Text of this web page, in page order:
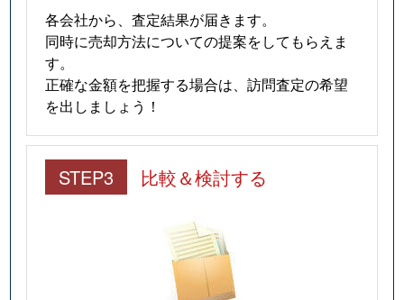
各会社から、査定結果が届きます。
同時に売却方法についての提案をしてもらえま
す。
正確な金額を把握する場合は、訪問査定の希望
を出しましょう！
STEP3 比較＆検討する